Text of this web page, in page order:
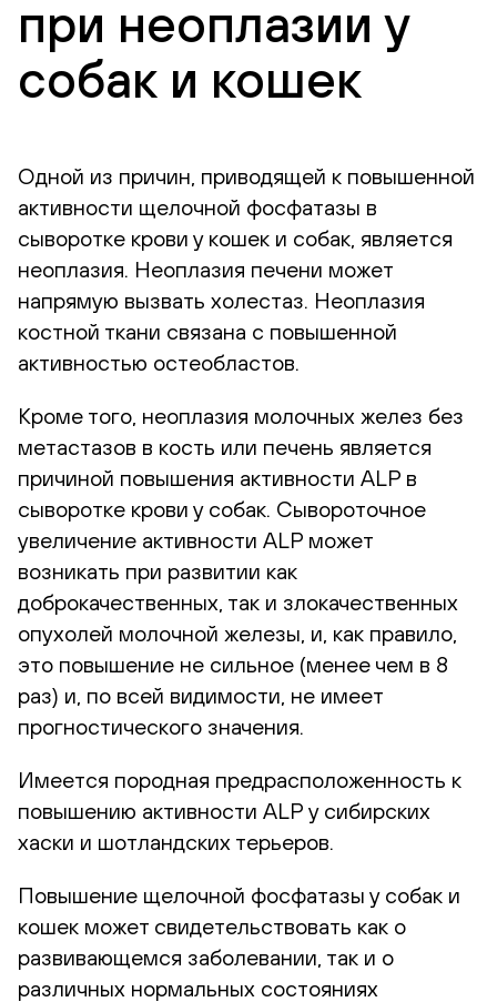
при неоплазии у
собак и кошек
Одной из причин, приводящей к повышенной
активности щелочной фосфатазы в
сыворотке крови у кошек и собак, является
неоплазия. Неоплазия печени может
напрямую вызвать холестаз. Неоплазия
костной ткани связана с повышенной
активностью остеобластов.
Кроме того, неоплазия молочных желез без
метастазов в кость или печень является
причиной повышения активности ALP в
сыворотке крови у собак. Сывороточное
увеличение активности ALP может
возникать при развитии как
доброкачественных, так и злокачественных
опухолей молочной железы, и, как правило,
это повышение не сильное (менее чем в 8
раз) и, по всей видимости, не имеет
прогностического значения.
Имеется породная предрасположенность к
повышению активности ALP у сибирских
хаски и шотландских терьеров.
Повышение щелочной фосфатазы у собак и
кошек может свидетельствовать как о
развивающемся заболевании, так и о
различных нормальных состояниях